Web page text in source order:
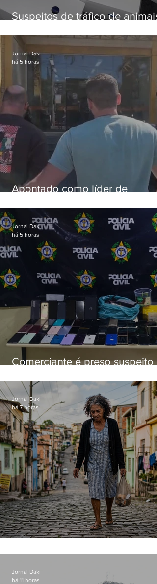
Suspeitos de tráfico de animais
aves
Apontado como líder de
aposentados é preso
Jornal Daki
há 5 horas
Comerciante é preso suspeito
loja
Jornal Daki
há 5 horas
Jornal Daki
há 7 horas
Jornal Daki
há 11 horas